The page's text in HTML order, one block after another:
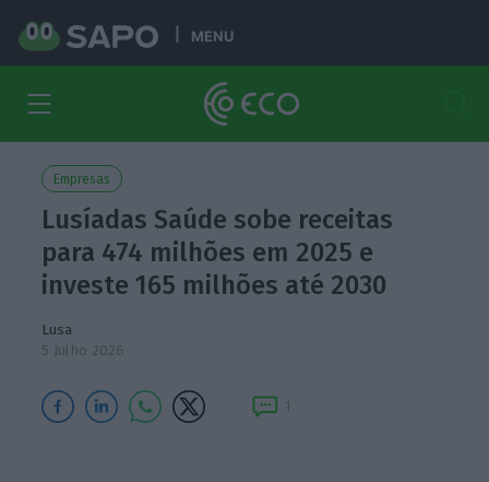
MENU
Empresas
Lusíadas Saúde sobe receitas
para 474 milhões em 2025 e
investe 165 milhões até 2030
Lusa
5 Julho 2026
1